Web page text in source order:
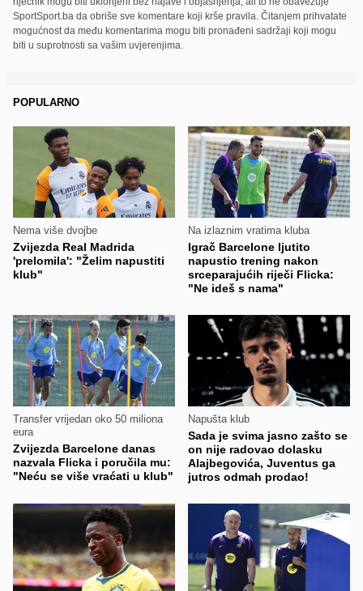
SportSport.ba da obriše sve komentare koji krše pravila. Čitanjem prihvatate
mogućnost da među komentarima mogu biti pronađeni sadržaji koji mogu
biti u suprotnosti sa vašim uvjerenjima.
POPULARNO
Nema više dvojbe
Zvijezda Real Madrida
'prelomila': "Želim napustiti
klub"
Na izlaznim vratima kluba
Igrač Barcelone ljutito
napustio trening nakon
srceparajućih riječi Flicka:
"Ne ideš s nama"
Transfer vrijedan oko 50 miliona
eura
Zvijezda Barcelone danas
nazvala Flicka i poručila mu:
"Neću se više vraćati u klub"
Napušta klub
Sada je svima jasno zašto se
on nije radovao dolasku
Alajbegovića, Juventus ga
jutros odmah prodao!